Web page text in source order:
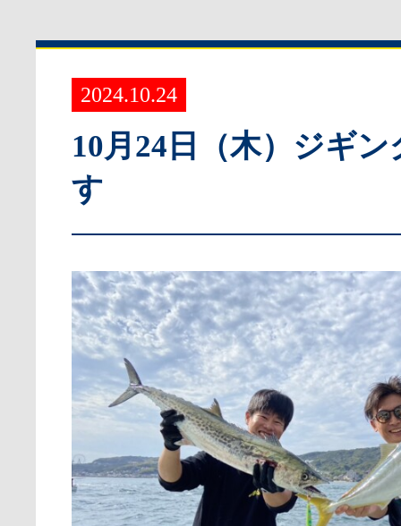
2024.10.24
10月24日（木）ジギ
す